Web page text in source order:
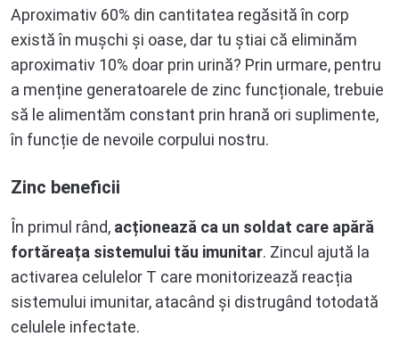
Aproximativ 60% din cantitatea regăsită în corp
există în mușchi și oase, dar tu știai că eliminăm
aproximativ 10% doar prin urină? Prin urmare, pentru
a menține generatoarele de zinc funcționale, trebuie
să le alimentăm constant prin hrană ori suplimente,
în funcție de nevoile corpului nostru.
Zinc beneficii
În primul rând, acționează ca un soldat care apără
fortăreața sistemului tău imunitar. Zincul ajută la
activarea celulelor T care monitorizează reacția
sistemului imunitar, atacând și distrugând totodată
celulele infectate.